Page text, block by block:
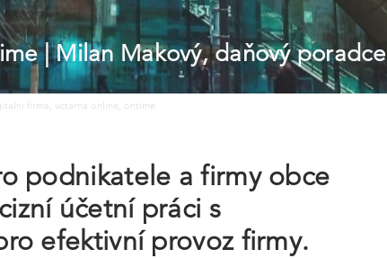
| Milan Makový, daňový poradce
firma, uctarna online, ontime
podnikatele a firmy obce
účetní práci s
efektivní provoz firmy.